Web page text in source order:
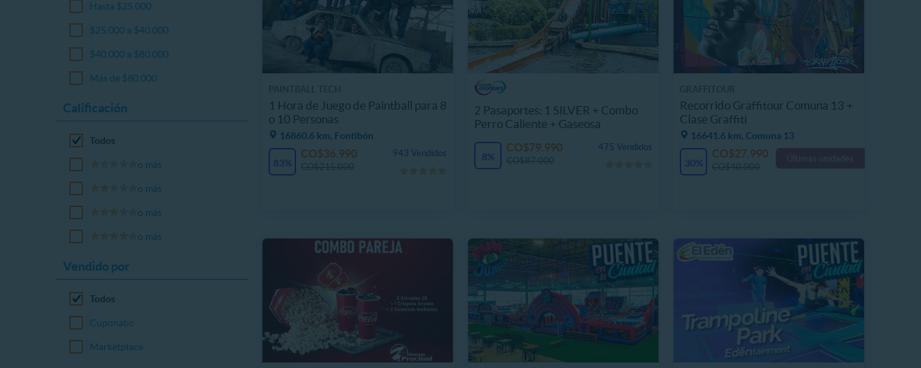
Hasta $25.000
$25.000 a $40.000
$40.000 a $80.000
Más de $80.000
Calificación
Todos
o más
o más
o más
o más
Vendido por
Todos
Cuponatic
Marketplace
1 Hora de Juego de Paintball para 8
o 10 Personas
16860.6 km, Fontibón
83%
943 Vendidos
CO$36.990
2 Pasaportes: 1 SILVER + Combo
Perro Caliente + Gaseosa
8%
475 Vendidos
CO$79.990
Recorrido Graffitour Comuna 13 +
Clase Graffiti
16641.6 km, Comuna 13
30% Últimas unidades
CO$27.990